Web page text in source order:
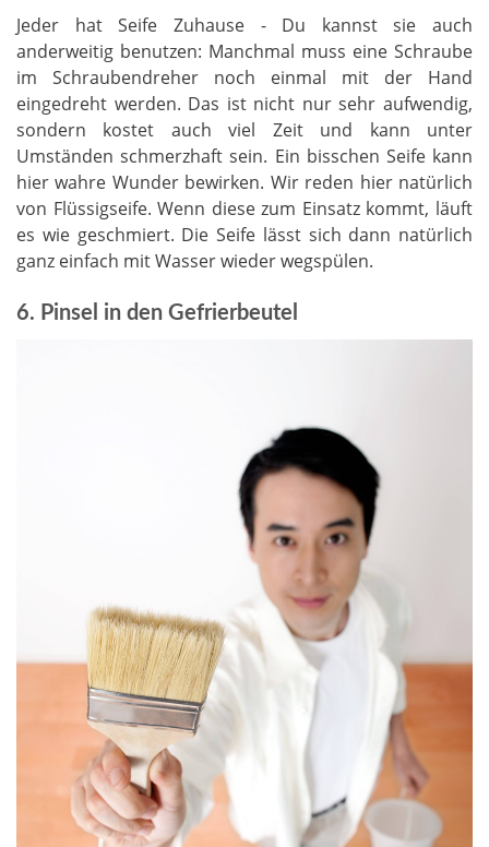
Jeder hat Seife Zuhause - Du kannst sie auch
anderweitig benutzen: Manchmal muss eine Schraube
im Schraubendreher noch einmal mit der Hand
eingedreht werden. Das ist nicht nur sehr aufwendig,
sondern kostet auch viel Zeit und kann unter
Umständen schmerzhaft sein. Ein bisschen Seife kann
hier wahre Wunder bewirken. Wir reden hier natürlich
von Flüssigseife. Wenn diese zum Einsatz kommt, läuft
es wie geschmiert. Die Seife lässt sich dann natürlich
ganz einfach mit Wasser wieder wegspülen.
6. Pinsel in den Gefrierbeutel